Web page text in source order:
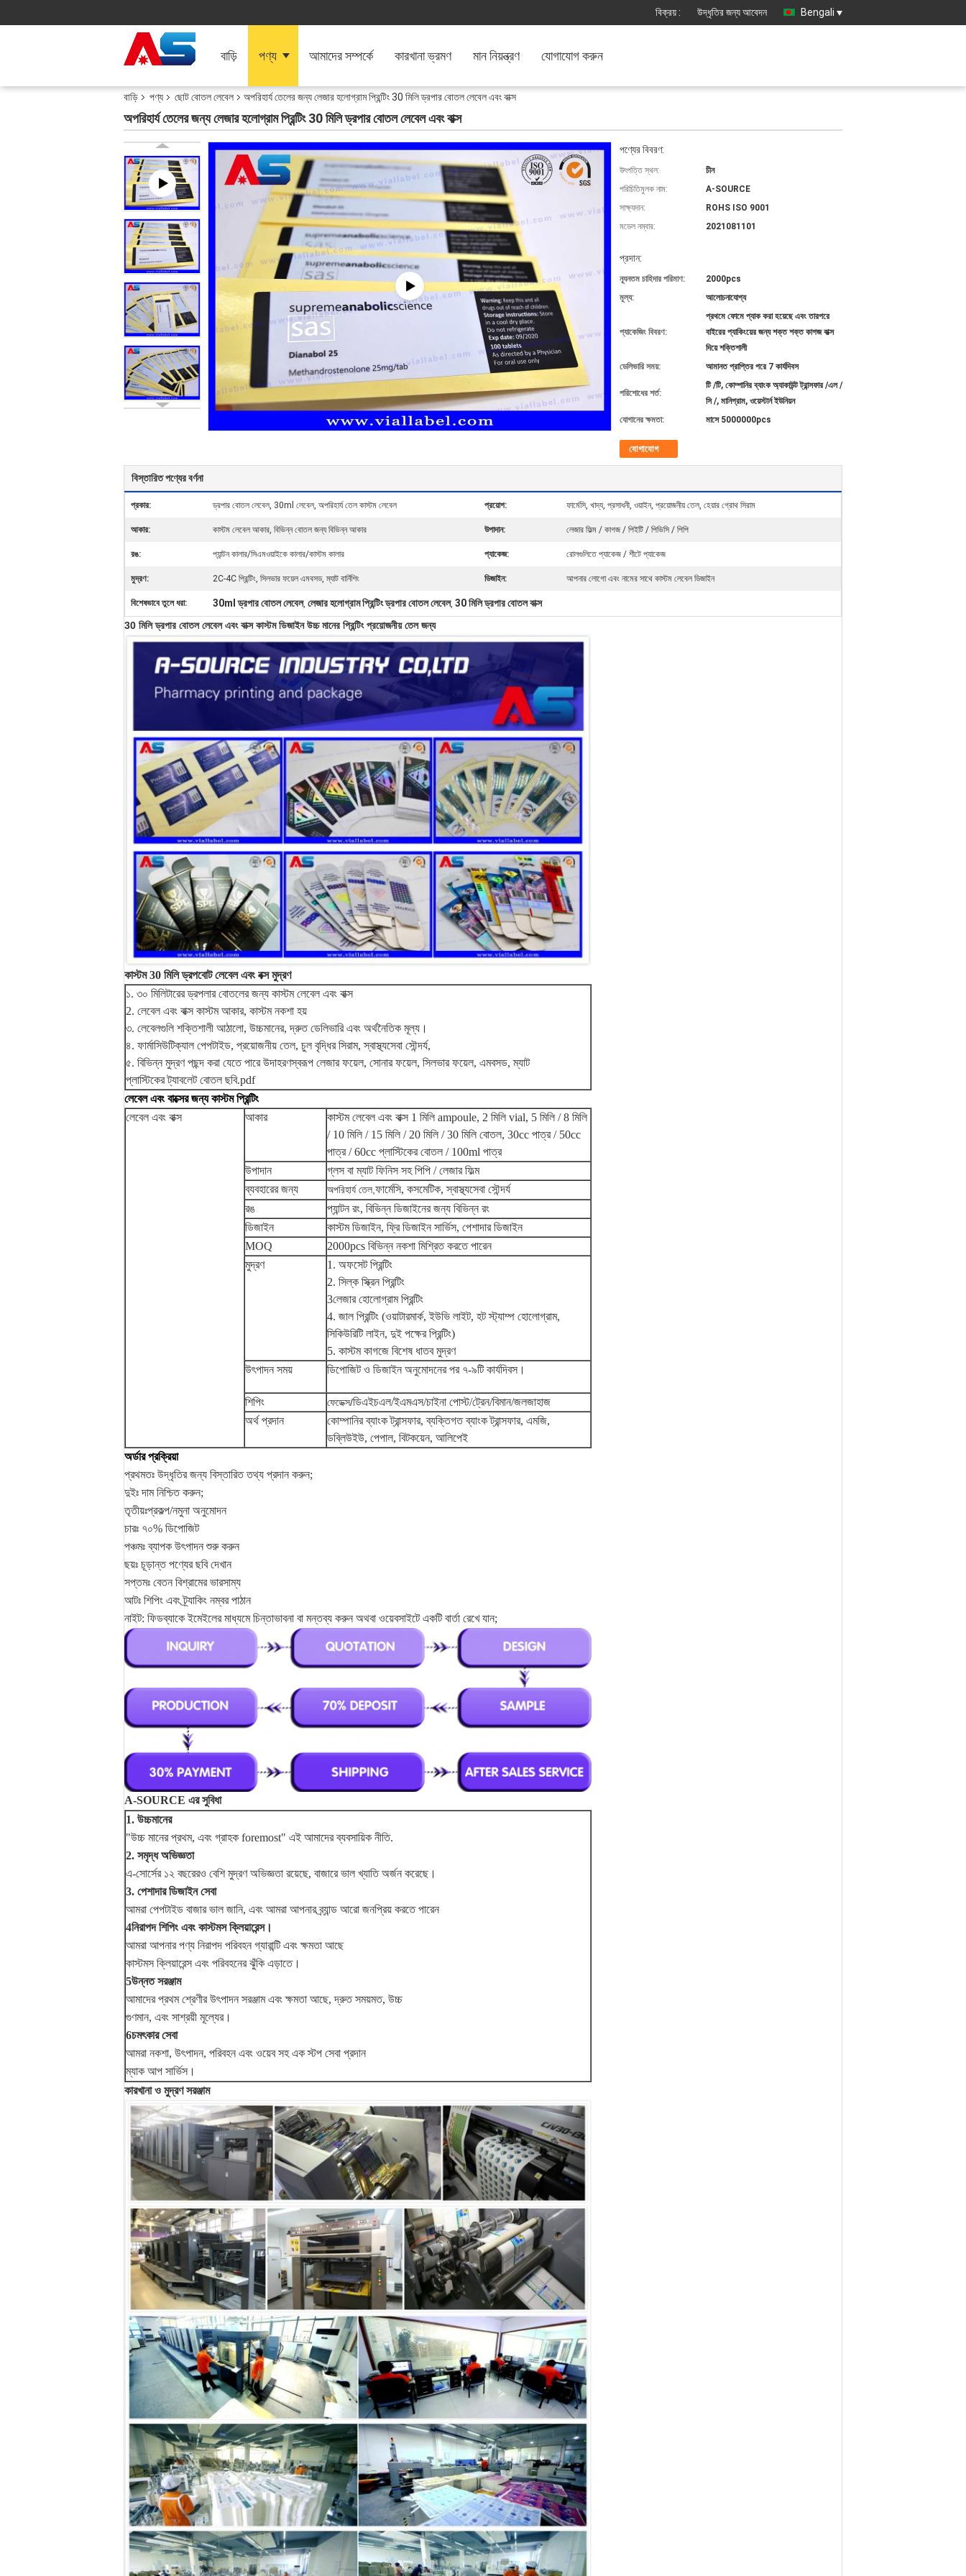
বিক্রয় : উদ্ধৃতির জন্য আবেদন Bengali
বাড়ি পণ্য আমাদের সম্পর্কে কারখানা ভ্রমণ মান নিয়ন্ত্রণ যোগাযোগ করুন
বাড়ি পণ্য ছোট বোতল লেবেল অপরিহার্য তেলের জন্য লেজার হলোগ্রাম প্রিন্টিং 30 মিলি ড্রপার বোতল লেবেল এবং বাক্স
অপরিহার্য তেলের জন্য লেজার হলোগ্রাম প্রিন্টিং 30 মিলি ড্রপার বোতল লেবেল এবং বাক্স
পণ্যের বিবরণ:
উৎপত্তি স্থল:
চীন
পরিচিতিমুলক নাম:
A-SOURCE
সাক্ষ্যদান:
ROHS ISO 9001
মডেল নম্বার:
2021081101
প্রদান:
ন্যূনতম চাহিদার পরিমাণ:
2000pcs
মূল্য:
আলোচনাযোগ্য
প্যাকেজিং বিবরণ:
প্রথমে ফোমে প্যাক করা হয়েছে এবং তারপরে
বাইরের প্যাকিংয়ের জন্য শক্ত শক্ত কাগজ বাক্স
দিয়ে শক্তিশালী
ডেলিভারি সময়:
আমানত প্রাপ্তির পরে 7 কার্যদিবস
পরিশোধের শর্ত:
টি /টি, কোম্পানির ব্যাংক অ্যাকাউন্ট ট্রান্সফার /এল /
সি /, মানিগ্রাম, ওয়েস্টার্ন ইউনিয়ন
যোগানের ক্ষমতা:
মাসে 5000000pcs
যোগাযোগ
বিস্তারিত পণ্যের বর্ণনা
প্রকার: ড্রপার বোতল লেবেল, 30ml লেবেল, অপরিহার্য তেল কাস্টম লেবেল প্রয়োগ: ফার্মেসি, খাদ্য, প্রসাধনী, ওয়াইন, প্রয়োজনীয় তেল, হেয়ার গ্রোথ সিরাম
আকার: কাস্টম লেবেল আকার, বিভিন্ন বোতল জন্য বিভিন্ন আকার উপাদান: লেজার ফিল্ম / কাগজ / পিইটি / পিভিসি / পিপি
রঙ: প্যান্টন কালার/সিএমওয়াইকে কালার/কাস্টম কালার প্যাকেজ: রোলগুলিতে প্যাকেজ / শীটে প্যাকেজ
মুদ্রণ: 2C-4C প্রিন্টিং, সিলভার ফয়েল এমবসড, ম্যাট বার্নিশিং ডিজাইন: আপনার লোগো এবং নামের সাথে কাস্টম লেবেল ডিজাইন
বিশেষভাবে তুলে ধরা: 30ml ড্রপার বোতল লেবেল, লেজার হলোগ্রাম প্রিন্টিং ড্রপার বোতল লেবেল, 30 মিলি ড্রপার বোতল বাক্স
30 মিলি ড্রপার বোতল লেবেল এবং বাক্স কাস্টম ডিজাইন উচ্চ মানের প্রিন্টিং প্রয়োজনীয় তেল জন্য
কাস্টম 30 মিলি ড্রপবোট লেবেল এবং বক্স মুদ্রণ
১. ৩০ মিলিটারের ড্রপলার বোতলের জন্য কাস্টম লেবেল এবং বাক্স
2. লেবেল এবং বাক্স কাস্টম আকার, কাস্টম নকশা হয়
৩. লেবেলগুলি শক্তিশালী আঠালো, উচ্চমানের, দ্রুত ডেলিভারি এবং অর্থনৈতিক মূল্য।
৪. ফার্মাসিউটিক্যাল পেপটাইড, প্রয়োজনীয় তেল, চুল বৃদ্ধির সিরাম, স্বাস্থ্যসেবা সৌন্দর্য,
৫. বিভিন্ন মুদ্রণ পছন্দ করা যেতে পারে উদাহরণস্বরূপ লেজার ফয়েল, সোনার ফয়েল, সিলভার ফয়েল, এমবসড, ম্যাট
প্লাস্টিকের ট্যাবলেট বোতল ছবি.pdf
লেবেল এবং বাক্সের জন্য কাস্টম প্রিন্টিং
লেবেল এবং বাক্স
আকার
কাস্টম লেবেল এবং বাক্স 1 মিলি ampoule, 2 মিলি vial, 5 মিলি / 8 মিলি
/ 10 মিলি / 15 মিলি / 20 মিলি / 30 মিলি বোতল, 30cc পাত্র / 50cc
পাত্র / 60cc প্লাস্টিকের বোতল / 100ml পাত্র
উপাদান
গ্লস বা ম্যাট ফিনিস সহ পিপি / লেজার ফিল্ম
ব্যবহারের জন্য
অপরিহার্য তেল, ফার্মেসি, কসমেটিক, স্বাস্থ্যসেবা সৌন্দর্য
রঙ
প্যান্টন রং, বিভিন্ন ডিজাইনের জন্য বিভিন্ন রং
ডিজাইন
কাস্টম ডিজাইন, ফ্রি ডিজাইন সার্ভিস, পেশাদার ডিজাইন
MOQ
2000pcs বিভিন্ন নকশা মিশ্রিত করতে পারেন
মুদ্রণ
1. অফসেট প্রিন্টিং
2. সিল্ক স্ক্রিন প্রিন্টিং
3লেজার হোলোগ্রাম প্রিন্টিং
4. জাল প্রিন্টিং (ওয়াটারমার্ক, ইউভি লাইট, হট স্ট্যাম্প হোলোগ্রাম,
সিকিউরিটি লাইন, দুই পক্ষের প্রিন্টিং)
5. কাস্টম কাগজে বিশেষ ধাতব মুদ্রণ
উৎপাদন সময়
ডিপোজিট ও ডিজাইন অনুমোদনের পর ৭-৯টি কার্যদিবস।
শিপিং ফেডেক্স/ডিএইচএল/ইএমএস/চাইনা পোস্ট/ট্রেন/বিমান/জলজাহাজ
অর্থ প্রদান
কোম্পানির ব্যাংক ট্রান্সফার, ব্যক্তিগত ব্যাংক ট্রান্সফার, এমজি,
ডব্লিউইউ, পেপাল, বিটকয়েন, আলিপেই
অর্ডার প্রক্রিয়া
প্রথমতঃ উদ্ধৃতির জন্য বিস্তারিত তথ্য প্রদান করুন;
দুইঃ দাম নিশ্চিত করুন;
তৃতীয়ঃপ্রকল্প/নমুনা অনুমোদন
চারঃ ৭০% ডিপোজিট
পঞ্চমঃ ব্যাপক উৎপাদন শুরু করুন
ছয়ঃ চূড়ান্ত পণ্যের ছবি দেখান
সপ্তমঃ বেতন বিশ্রামের ভারসাম্য
আটঃ শিপিং এবং ট্র্যাকিং নম্বর পাঠান
নাইট: ফিডব্যাকে ইমেইলের মাধ্যমে চিন্তাভাবনা বা মন্তব্য করুন অথবা ওয়েবসাইটে একটি বার্তা রেখে যান;
A-SOURCE এর সুবিধা
1. উচ্চমানের
"উচ্চ মানের প্রথম, এবং গ্রাহক foremost" এই আমাদের ব্যবসায়িক নীতি.
2. সমৃদ্ধ অভিজ্ঞতা
এ-সোর্সের ১২ বছরেরও বেশি মুদ্রণ অভিজ্ঞতা রয়েছে, বাজারে ভাল খ্যাতি অর্জন করেছে।
3. পেশাদার ডিজাইন সেবা
আমরা পেপটাইড বাজার ভাল জানি, এবং আমরা আপনার ব্র্যান্ড আরো জনপ্রিয় করতে পারেন
4নিরাপদ শিপিং এবং কাস্টমস ক্লিয়ারেন্স।
আমরা আপনার পণ্য নিরাপদ পরিবহন গ্যারান্টি এবং ক্ষমতা আছে
কাস্টমস ক্লিয়ারেন্স এবং পরিবহনের ঝুঁকি এড়াতে।
5উন্নত সরঞ্জাম
আমাদের প্রথম শ্রেণীর উৎপাদন সরঞ্জাম এবং ক্ষমতা আছে, দ্রুত সময়মত, উচ্চ
গুণমান, এবং সাশ্রয়ী মূল্যের।
6চমৎকার সেবা
আমরা নকশা, উৎপাদন, পরিবহন এবং ওয়েব সহ এক স্টপ সেবা প্রদান
ম্যাক আপ সার্ভিস।
কারখানা ও মুদ্রণ সরঞ্জাম